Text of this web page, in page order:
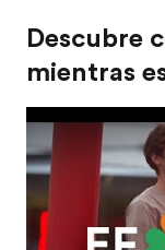
Descubre
mientras
Play